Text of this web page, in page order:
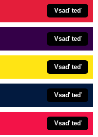
Vsaď teď
Vsaď teď
Vsaď teď
Vsaď teď
Vsaď teď